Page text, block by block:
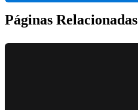
Páginas Relacionadas